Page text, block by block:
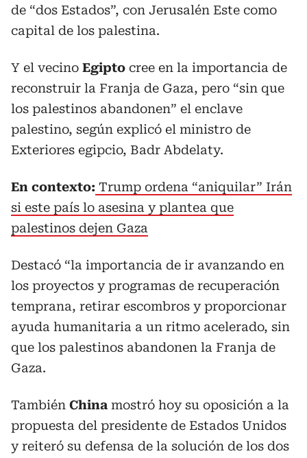
de “dos Estados”, con Jerusalén Este como
capital de los palestina.
Y el vecino Egipto cree en la importancia de
reconstruir la Franja de Gaza, pero “sin que
los palestinos abandonen” el enclave
palestino, según explicó el ministro de
Exteriores egipcio, Badr Abdelaty.
En contexto: Trump ordena “aniquilar” Irán
si este país lo asesina y plantea que
palestinos dejen Gaza
Destacó “la importancia de ir avanzando en
los proyectos y programas de recuperación
temprana, retirar escombros y proporcionar
ayuda humanitaria a un ritmo acelerado, sin
que los palestinos abandonen la Franja de
Gaza.
También China mostró hoy su oposición a la
propuesta del presidente de Estados Unidos
y reiteró su defensa de la solución de los dos